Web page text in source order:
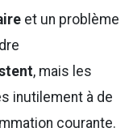
et un problème
, mais les
inutilement à de
courante.